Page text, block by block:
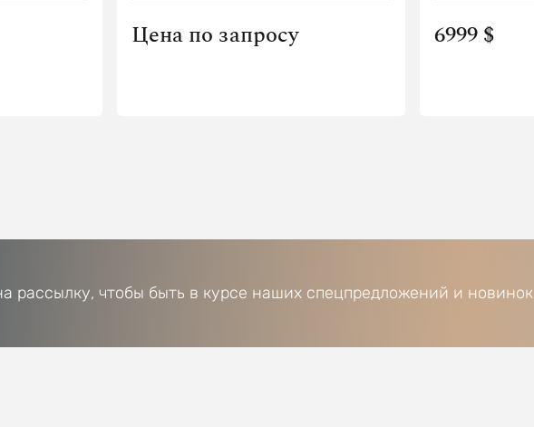
Цена по запросу 6999 $
рассылку, чтобы быть в курсе наших спецпредложений и новинок